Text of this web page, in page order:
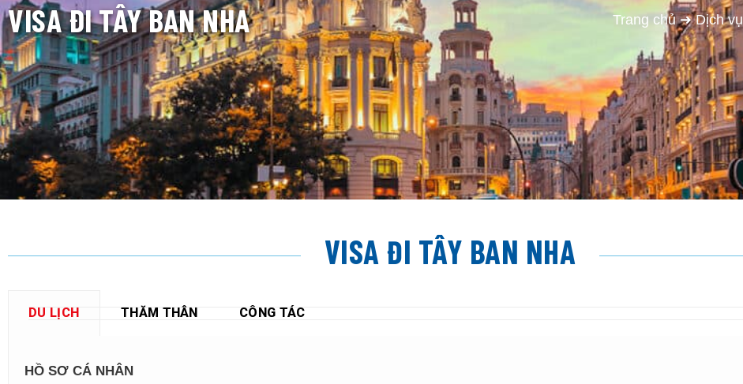
VISA ĐI TÂY BAN NHA Trang chủ➜Dịch vụ
VISA ĐI TÂY BAN NHA
DU LỊCH THĂM THÂN CÔNG TÁC
HỒ SƠ CÁ NHÂN